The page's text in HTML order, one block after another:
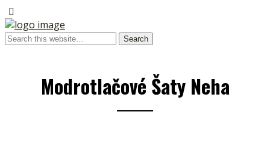
Modrotlačové Šaty Neha